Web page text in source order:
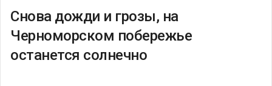
Снова дожди и грозы, на
Черноморском побережье
останется солнечно